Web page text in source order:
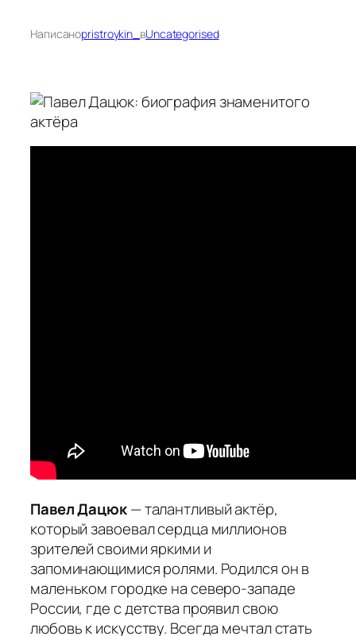
Написаноpristroykin_ вUncategorised
Павел Дацюк— талантливый актёр,
который завоевал сердца миллионов
зрителей своими яркими и
запоминающимися ролями. Родился он в
маленьком городке на северо-западе
России, где с детства проявил свою
любовь к искусству. Всегда мечтал стать